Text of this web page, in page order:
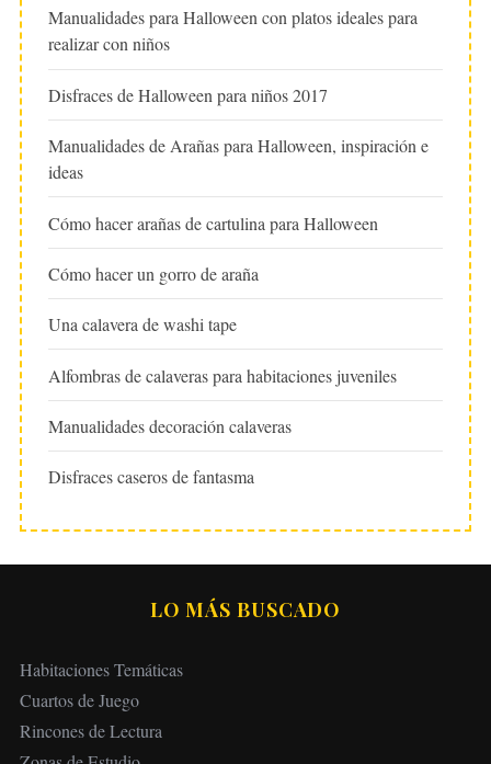
Manualidades para Halloween con platos ideales para
realizar con niños
Disfraces de Halloween para niños 2017
Manualidades de Arañas para Halloween, inspiración e
ideas
Cómo hacer arañas de cartulina para Halloween
Cómo hacer un gorro de araña
Una calavera de washi tape
Alfombras de calaveras para habitaciones juveniles
Manualidades decoración calaveras
Disfraces caseros de fantasma
LO MÁS BUSCADO
Habitaciones Temáticas
Cuartos de Juego
Rincones de Lectura